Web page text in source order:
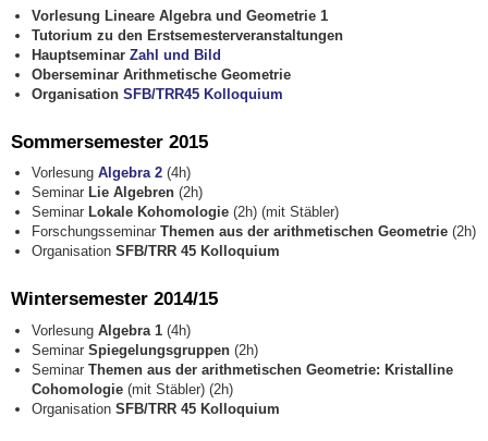
Vorlesung Lineare Algebra und Geometrie 1
Tutorium zu den Erstsemesterveranstaltungen
HauptseminarZahl und Bild
Oberseminar Arithmetische Geometrie
OrganisationSFB/TRR45 Kolloquium
Sommersemester 2015
VorlesungAlgebra 2 (4h)
Seminar Lie Algebren(2h)
Seminar Lokale Kohomologie(2h) (mit Stäbler)
Forschungsseminar Themen aus der arithmetischen Geometrie(2h)
OrganisationSFB/TRR 45 Kolloquium
Wintersemester 2014/15
VorlesungAlgebra 1(4h)
SeminarSpiegelungsgruppen(2h)
SeminarThemen aus der arithmetischen Geometrie: Kristalline
Cohomologie(mit Stäbler) (2h)
OrganisationSFB/TRR 45 Kolloquium